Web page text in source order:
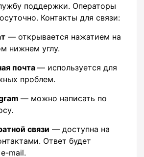
поддержки. Операторы
Контакты для связи:
— открывается нажатием на
нижнем углу.
почта — используется для
проблем.
— можно написать по
связи — доступна на
Ответ будет
mail.